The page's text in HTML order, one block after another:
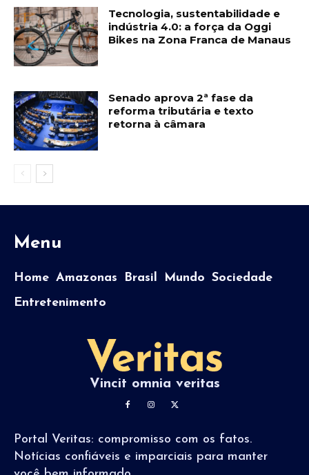
Tecnologia, sustentabilidade e
indústria 4.0: a força da Oggi
Bikes na Zona Franca de Manaus
Senado aprova 2ª fase da
reforma tributária e texto
retorna à câmara
Menu
Home Amazonas Brasil Mundo Sociedade
Entretenimento
Vincit omnia veritas
Portal Veritas: compromisso com os fatos.
Notícias confiáveis e imparciais para manter